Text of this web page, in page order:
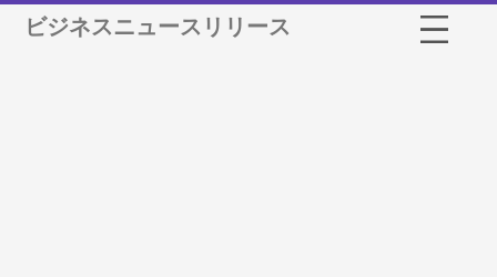
ビジネスニュースリリース